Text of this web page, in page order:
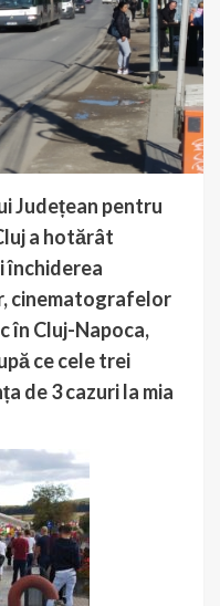
Județean pentru
a hotărât
închiderea
cinematografelor
în Cluj-Napoca,
ce cele trei
de 3 cazuri la mia